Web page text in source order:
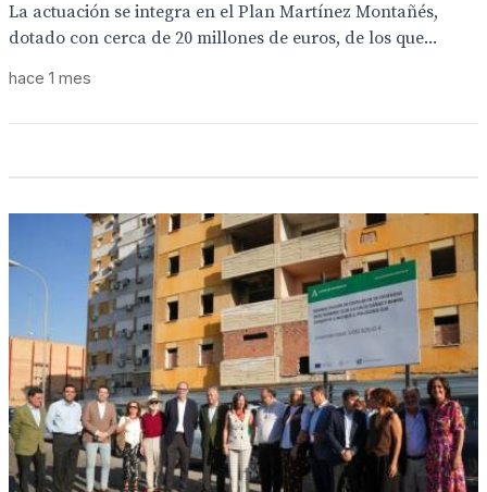
La actuación se integra en el Plan Martínez Montañés,
dotado con cerca de 20 millones de euros, de los que...
hace 1 mes